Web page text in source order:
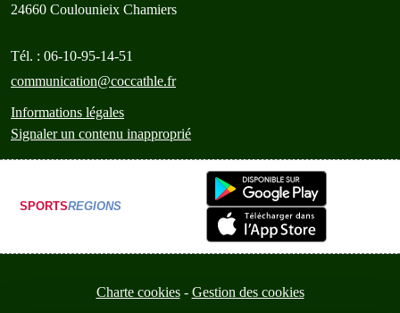
24660 Coulounieix Chamiers
Tél. : 06-10-95-14-51
communication@coccathle.fr
Informations légales
Signaler un contenu inapproprié
SPORTSREGIONS
Charte cookies Gestion des cookies